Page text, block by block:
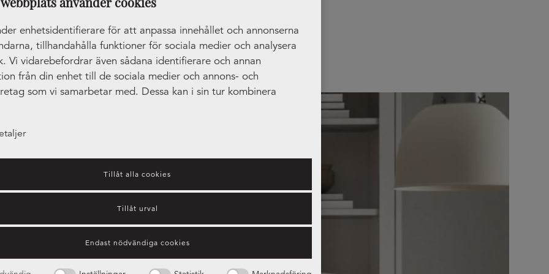
enhetsidentifierare för att anpassa innehållet och annonserna
tillhandahålla funktioner för sociala medier och analysera
Vi vidarebefordrar även sådana identifierare och annan
från din enhet till de sociala medier och annons- och
som vi samarbetar med. Dessa kan i sin tur kombinera
med annan information som du har tillhandahållit eller som
Tillåt alla cookies
Tillåt urval
Endast nödvändiga cookies